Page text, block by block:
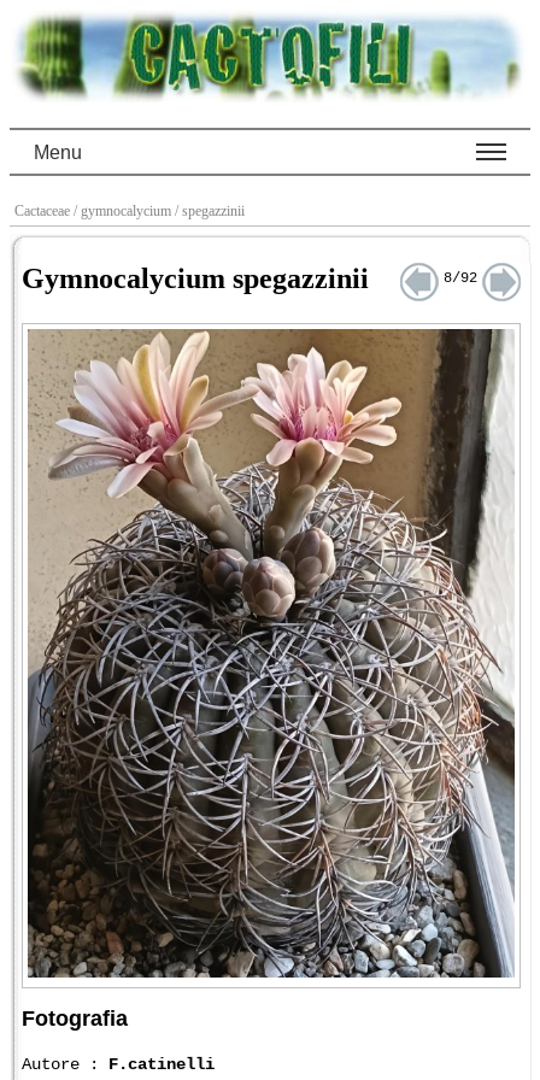
Menu
Cactaceae / gymnocalycium / spegazzinii
Gymnocalycium spegazzinii 8/92
Fotografia
Autore : F.catinelli